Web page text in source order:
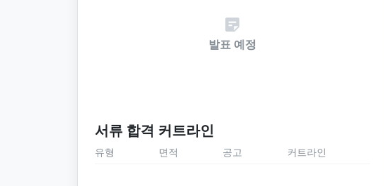
발표 예정
서류 합격 커트라인
유형 면적 공고 커트라인